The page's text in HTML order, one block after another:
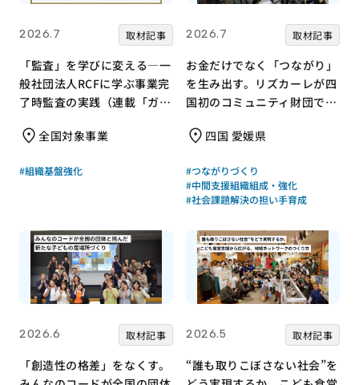
2026.7 取材記事
「監査」を学びに変える—一
般社団法人RCFに学ぶ事業完
了時監査の実践（連載「ガバ
Vol.3）
全国対象事業
#組織基盤強化
2026.7 取材記事
お金だけでなく「つながり」
を生み出す。リズカーレが四
国初のコミュニティ財団で挑
四国 愛媛県
#つながりづくり
#中間支援組織組成・強化
#社会課題解決の担い手育成
2026.6 取材記事
「創造性の格差」をなくす。
2026.5 取材記事
“誰も取りこぼさない社会”を